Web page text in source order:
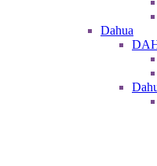
Dahua